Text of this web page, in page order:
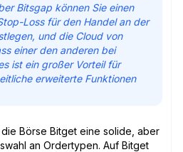
Bitsgap können Sie einen
Loss für den Handel an der
und die Cloud von
einer den anderen bei
ist ein großer Vorteil für
erweiterte Funktionen
Börse Bitget eine solide, aber
an Ordertypen. Auf Bitget